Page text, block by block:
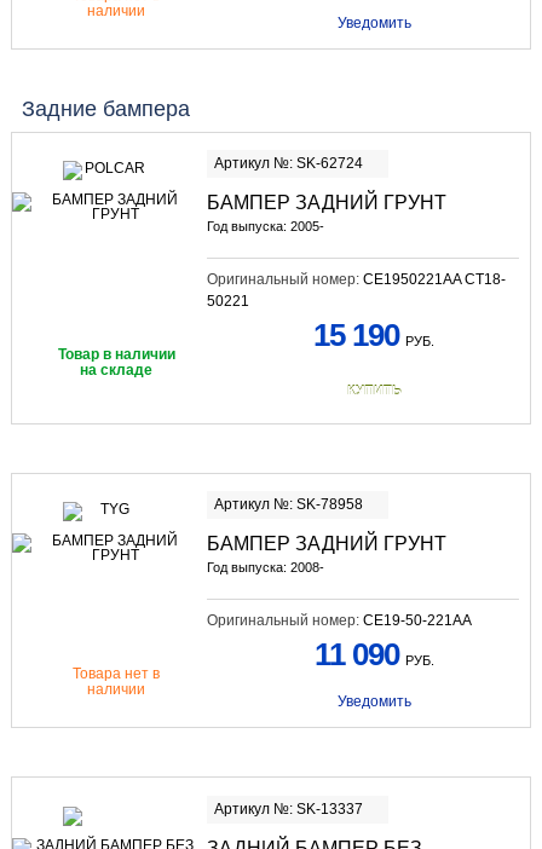
наличии
Уведомить
Задние бампера
Артикул №: SK-62724
БАМПЕР ЗАДНИЙ ГРУНТ
Год выпуска: 2005-
Оригинальный номер: CE1950221AA CT18-
50221
Товар в наличии
на складе
15 190 РУБ.
КУПИТЬ
Артикул №: SK-78958
БАМПЕР ЗАДНИЙ ГРУНТ
Год выпуска: 2008-
Оригинальный номер: CE19-50-221AA
Товара нет в
наличии
11 090 РУБ.
Уведомить
Артикул №: SK-13337